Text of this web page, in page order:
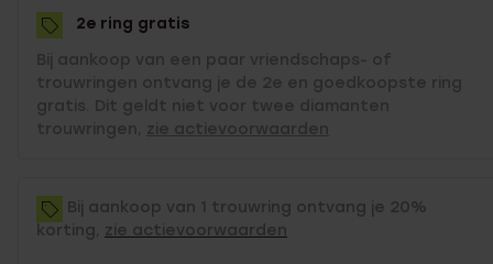
are
here:
2e ring gratis
Bij aankoop van een paar vriendschaps- of
trouwringen ontvang je de 2e en goedkoopste ring
gratis. Dit geldt niet voor twee diamanten
trouwringen, zie actievoorwaarden
Bij aankoop van 1 trouwring ontvang je 20%
korting, zie actievoorwaarden